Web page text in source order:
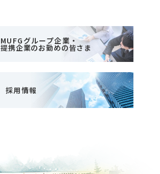
MUFGグループ企業・
提携企業のお勤めの皆さま
採用情報